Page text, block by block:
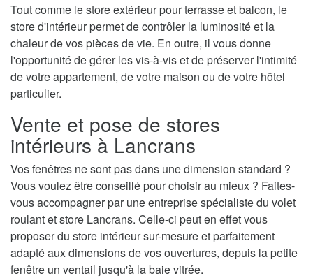
Tout comme le store extérieur pour terrasse et balcon, le
store d'intérieur permet de contrôler la luminosité et la
chaleur de vos pièces de vie. En outre, il vous donne
l'opportunité de gérer les vis-à-vis et de préserver l'intimité
de votre appartement, de votre maison ou de votre hôtel
particulier.
Vente et pose de stores
intérieurs à Lancrans
Vos fenêtres ne sont pas dans une dimension standard ?
Vous voulez être conseillé pour choisir au mieux ? Faites-
vous accompagner par une entreprise spécialiste du volet
roulant et store Lancrans. Celle-ci peut en effet vous
proposer du store intérieur sur-mesure et parfaitement
adapté aux dimensions de vos ouvertures, depuis la petite
fenêtre un ventail jusqu'à la baie vitrée.